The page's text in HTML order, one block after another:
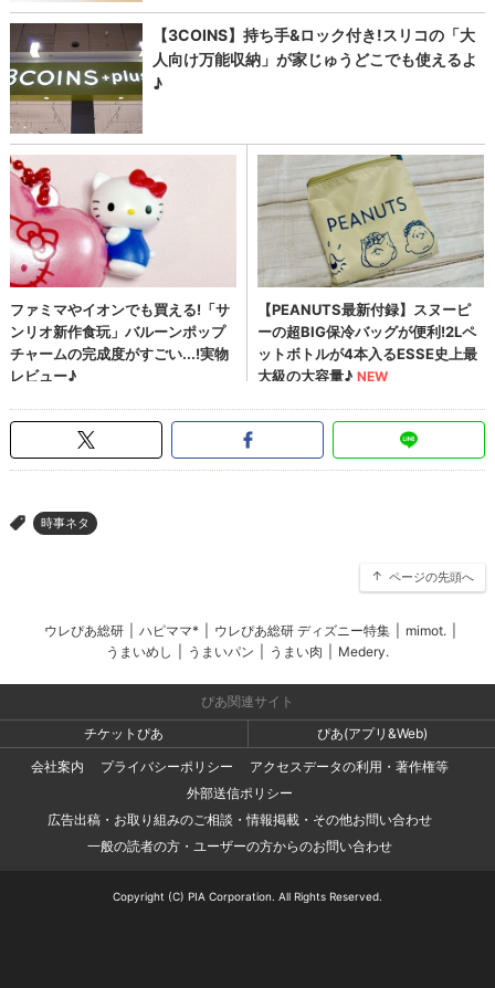
> 時事ネタ
ページの先頭へ
ウレぴあ総研 ハピママ* ウレぴあ総研 ディズニー特集 mimot.
うまいめし
うまいパン うまい肉 Medery.
ぴあ関連サイト
チケットぴあ
ぴあ(アプリ&Web)
会社案内
プライバシーポリシー
アクセスデータの利用・著作権等
外部送信ポリシー
広告出稿・お取り組みのご相談・情報掲載・その他お問い合わせ
一般の読者の方・ユーザーの方からのお問い合わせ
Copyright (C) PIA Corporation. All Rights Reserved.